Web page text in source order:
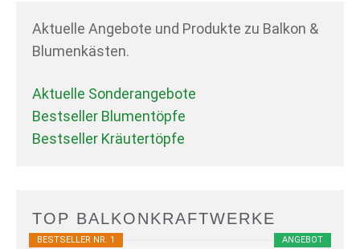
Aktuelle Angebote und Produkte zu Balkon &
Blumenkästen.
Aktuelle Sonderangebote
Bestseller Blumentöpfe
Bestseller Kräutertöpfe
TOP BALKONKRAFTWERKE
ANGEBOT
BESTSELLER NR. 1